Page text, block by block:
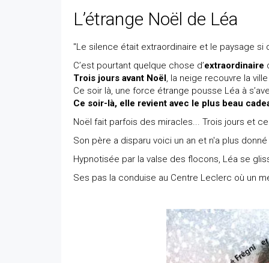
L’étrange Noël de Léa
"Le silence était extraordinaire et le paysage si
C’est pourtant quelque chose d’extraordinaire
Trois jours avant Noël, la neige recouvre la
Ce soir là, une force étrange pousse Léa à
Ce soir-là, elle revient avec le plus beau
Noël fait parfois des miracles... Trois jours et
Son père a disparu voici un an et n'a plus
Hypnotisée par la valse des flocons, Léa se
Ses pas la conduise au Centre Leclerc où un